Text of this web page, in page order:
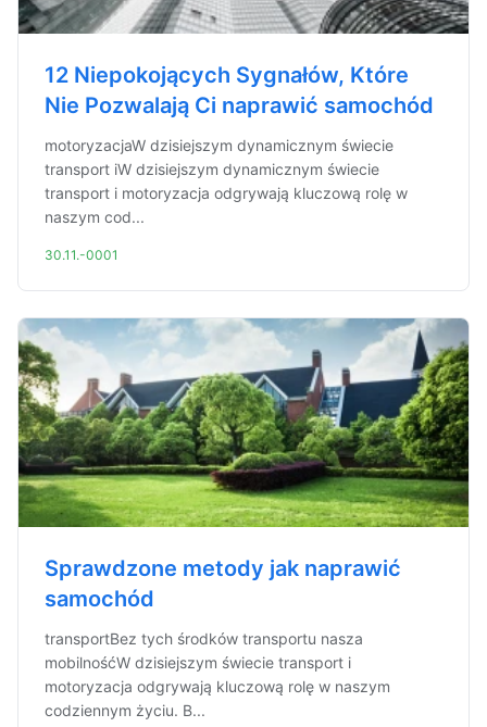
12 Niepokojących Sygnałów, Które
Nie Pozwalają Ci naprawić samochód
motoryzacjaW dzisiejszym dynamicznym świecie
transport iW dzisiejszym dynamicznym świecie
transport i motoryzacja odgrywają kluczową rolę w
naszym cod...
30.11.-0001
Sprawdzone metody jak naprawić
samochód
transportBez tych środków transportu nasza
mobilnośćW dzisiejszym świecie transport i
motoryzacja odgrywają kluczową rolę w naszym
codziennym życiu. B...